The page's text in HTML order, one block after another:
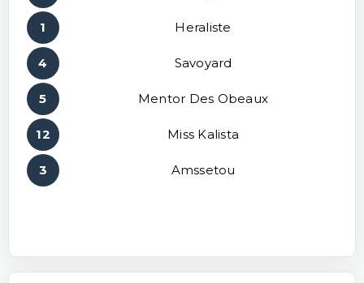
1 Heraliste
4 Savoyard
5 Mentor Des Obeaux
12 Miss Kalista
3 Amssetou